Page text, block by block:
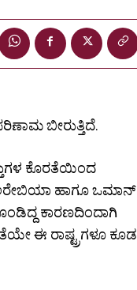
ಬೀರುತ್ತಿದೆ.
ಕೊರತೆಯಿಂದ
ಅರೇಬಿಯಾ ಹಾಗೂ ಒಮಾನ್
ಕಾರಣದಿಂದಾಗಿ
ಈ ರಾಷ್ಟ್ರಗಳೂ ಕೂಡ